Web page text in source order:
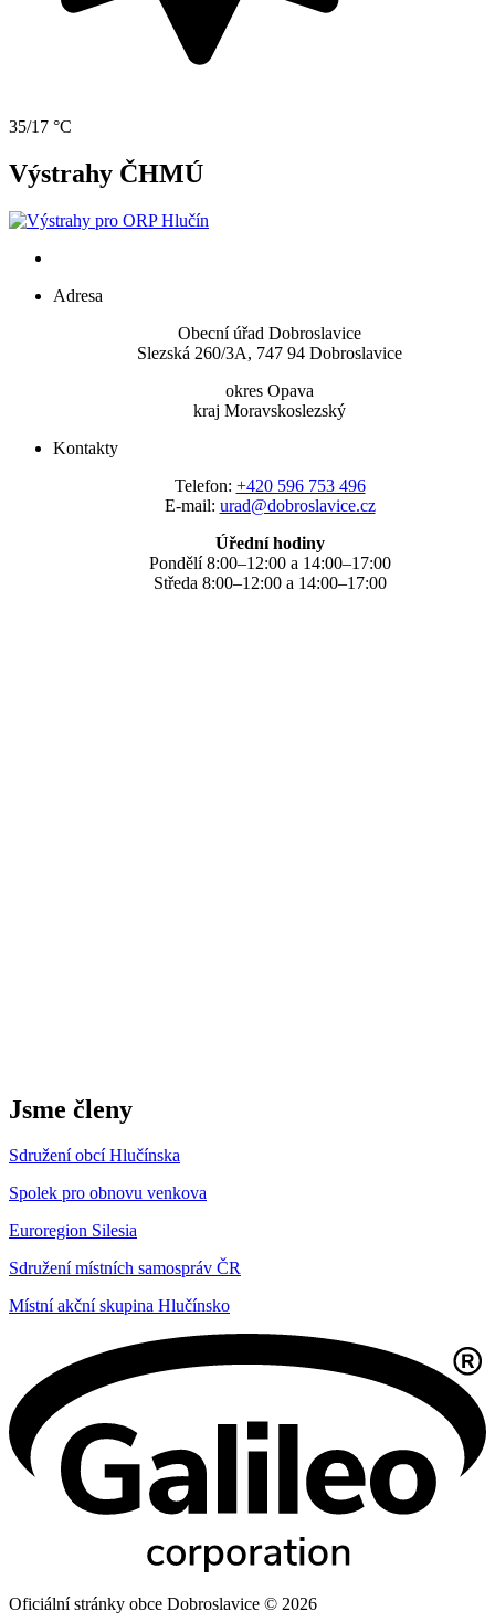
35/17 °C
Výstrahy ČHMÚ
Adresa
Obecní úřad Dobroslavice
Slezská 260/3A, 747 94 Dobroslavice
okres Opava
kraj Moravskoslezský
Kontakty
Telefon: +420 596 753 496
E-mail: urad@dobroslavice.cz
Úřední hodiny
Pondělí 8:00–12:00 a 14:00–17:00
Středa 8:00–12:00 a 14:00–17:00
Jsme členy
Sdružení obcí Hlučínska
Spolek pro obnovu venkova
Euroregion Silesia
Sdružení místních samospráv ČR
Místní akční skupina Hlučínsko
Oficiální stránky obce Dobroslavice © 2026